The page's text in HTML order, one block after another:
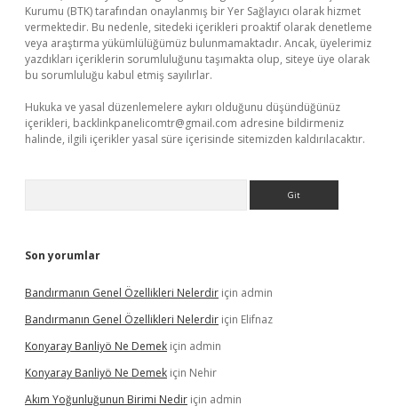
Kurumu (BTK) tarafından onaylanmış bir Yer Sağlayıcı olarak hizmet
vermektedir. Bu nedenle, sitedeki içerikleri proaktif olarak denetleme
veya araştırma yükümlülüğümüz bulunmamaktadır. Ancak, üyelerimiz
yazdıkları içeriklerin sorumluluğunu taşımakta olup, siteye üye olarak
bu sorumluluğu kabul etmiş sayılırlar.
Hukuka ve yasal düzenlemelere aykırı olduğunu düşündüğünüz
içerikleri, backlinkpanelicomtr@gmail.com adresine bildirmeniz
halinde, ilgili içerikler yasal süre içerisinde sitemizden kaldırılacaktır.
Son yorumlar
Bandırmanın Genel Özellikleri Nelerdir için admin
Bandırmanın Genel Özellikleri Nelerdir için Elifnaz
Konyaray Banliyö Ne Demek için admin
Konyaray Banliyö Ne Demek için Nehir
Akım Yoğunluğunun Birimi Nedir için admin